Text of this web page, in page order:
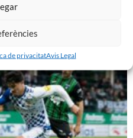
de privacitatAvis Legal